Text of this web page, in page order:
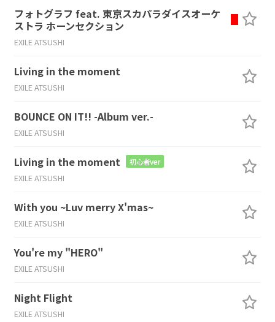
フォトグラフ feat. 東京スカパラダイスオーケ
ストラ ホーンセクション
EXILE ATSUSHI
Living in the moment
EXILE ATSUSHI
BOUNCE ON IT!! -Album ver.-
EXILE ATSUSHI
Living in the moment 初心者ver
EXILE ATSUSHI
With you ~Luv merry X'mas~
EXILE ATSUSHI
You're my "HERO"
EXILE ATSUSHI
Night Flight
EXILE ATSUSHI